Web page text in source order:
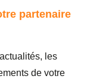
partenaire
les
de votre